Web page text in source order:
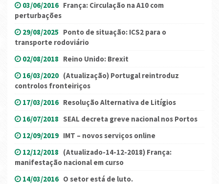
03/06/2016 França: Circulação na A10 com
perturbações
29/08/2025 Ponto de situação: ICS2 para o
transporte rodoviário
02/08/2018 Reino Unido: Brexit
16/03/2020 (Atualização) Portugal reintroduz
controlos fronteiriços
17/03/2016 Resolução Alternativa de Litígios
16/07/2018 SEAL decreta greve nacional nos Portos
12/09/2019 IMT – novos serviços online
12/12/2018 (Atualizado-14-12-2018) França:
manifestação nacional em curso
14/03/2016 O setor está de luto.